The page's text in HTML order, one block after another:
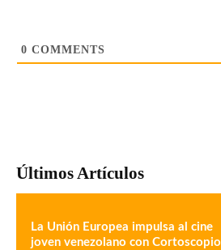
0 COMMENTS
Últimos Artículos
La Unión Europea impulsa al cine
joven venezolano con Cortoscopio